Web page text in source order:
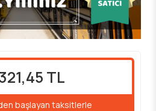
TL
başlayan taksitlerle